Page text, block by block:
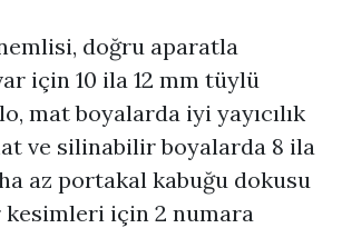
doğru aparatla
için 10 ila 12 mm tüylü
mat boyalarda iyi yayıcılık
ve silinabilir boyalarda 8 ila
az portakal kabuğu dokusu
kesimleri için 2 numara